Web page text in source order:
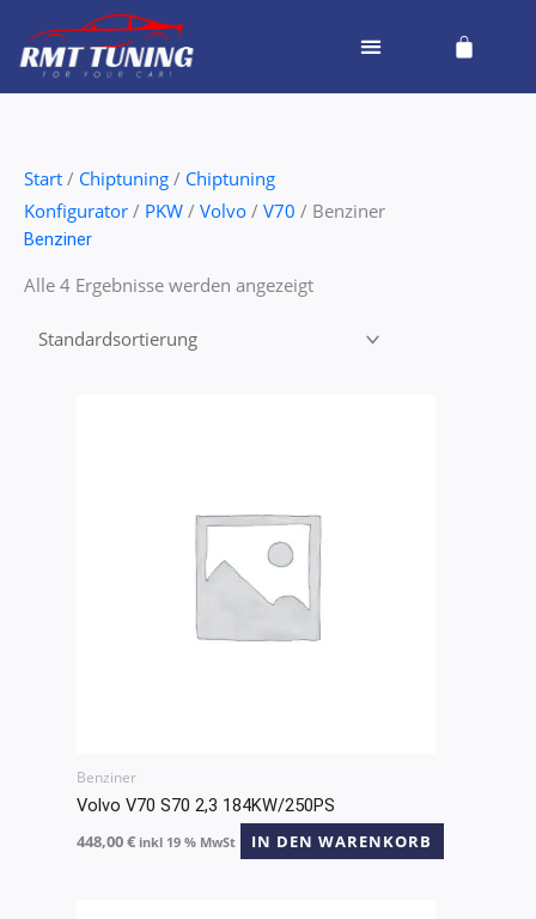
Inhalt
springen
Cart
Start / Chiptuning / Chiptuning
Konfigurator / PKW / Volvo / V70 / Benziner
Benziner
Alle 4 Ergebnisse werden angezeigt
Benziner
Volvo V70 S70 2,3 184KW/250PS
448,00€ inkl 19 % MwSt IN DEN WARENKORB